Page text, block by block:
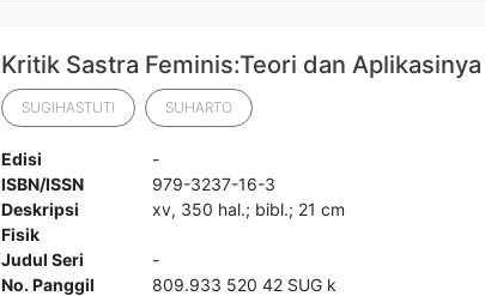
Kritik Sastra Feminis:Teori dan Aplikasinya
SUGIHASTUTI SUHARTO
Edisi
-
ISBN/ISSN
979-3237-16-3
Deskripsi
Fisik
xv, 350 hal.; bibl.; 21 cm
Judul Seri
-
No. Panggil
809.933 520 42 SUG k